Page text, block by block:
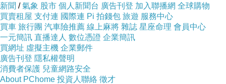
晰，表示已經懷孕，若在三分鐘內只有壹條對照
線，即是沒有懷孕，5分鐘後判讀的結果無效。
驗孕試紙的使用方法
1、在進行測試前必須先完整閱讀使用說明書，
日本藤素評價使用前將試 劑和尿樣標本恢復至室
溫(20℃~30℃)。
新聞 /氣象 股市 個人新聞台 廣告刊登 加入聯播網 全球購物
買賣租屋 支付連 國際連 Pi 拍錢包 旅遊 服務中心
買車 旅行團 汽車險推薦 線上麻將 雜誌 星座命理 會員中心
一元簡訊 直播達人 數位憑證 企業簡訊
買網址 虛擬主機 企業郵件
廣告刊登 隱私權聲明
消費者保護 兒童網路安全
About PChome 投資人聯絡 徵才